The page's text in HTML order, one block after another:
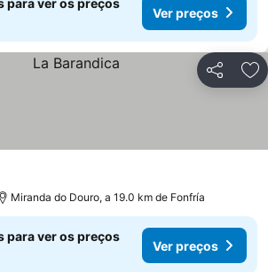
para ver os preços
Ver preços
Partilhar
Miranda do Douro, a 19.0 km de Fonfría
para ver os preços
Ver preços